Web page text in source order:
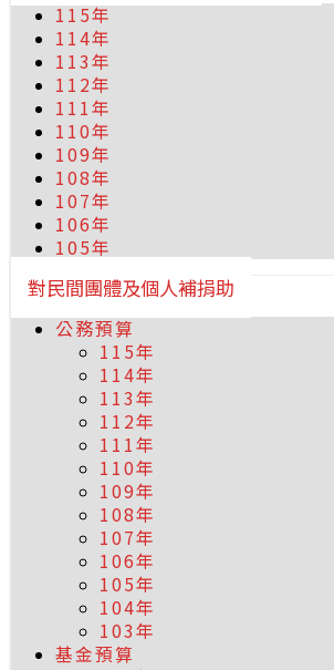
115年
114年
113年
112年
111年
110年
109年
108年
107年
106年
105年
對民間團體及個人補捐助
公務預算
115年
114年
113年
112年
111年
110年
109年
108年
107年
106年
105年
104年
103年
基金預算